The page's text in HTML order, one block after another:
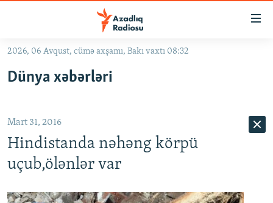
Əsas
qayıt
qayıt
Axtarışa
#İZAHLA
QANUNI DOĞRU
ARAŞDIRMA
2026, 06 Avqust, cümə axşamı, Bakı vaxtı 08:32
Dünya xəbərləri
Mart 31, 2016
Hindistanda nəhəng körpü
uçub,ölənlər var